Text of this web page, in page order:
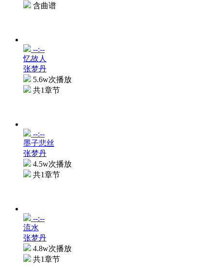
含曲谱
--:--
忆故人
张梦丹
5.6w次播放
共1章节
--:--
墨子悲丝
张梦丹
4.5w次播放
共1章节
--:--
流水
张梦丹
4.8w次播放
共1章节